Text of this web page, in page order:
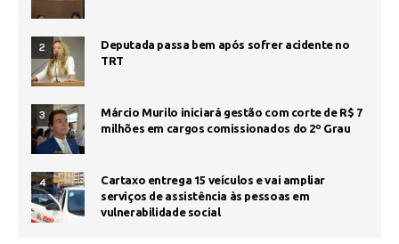
2
Deputada passa bem após sofrer acidente no
TRT
3
Márcio Murilo iniciará gestão com corte de R$ 7
milhões em cargos comissionados do 2º Grau
4
Cartaxo entrega 15 veículos e vai ampliar
serviços de assistência às pessoas em
vulnerabilidade social